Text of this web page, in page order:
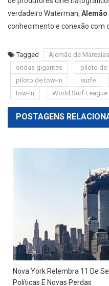
verdadeiro Waterman, Alemão
conhecimento e conexão com
Tagged Alemão de Maresias
ondas gigantes
piloto de
piloto de tow-in
surfe
tow-in
World Surf League
POSTAGENS
Nova York Relembra 11 De
Políticas E Novas Perdas